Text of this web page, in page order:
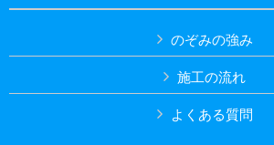
のぞみの強み
施工の流れ
よくある質問